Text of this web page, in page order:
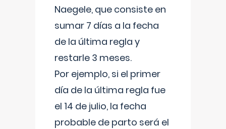
Naegele, que consiste en
sumar 7 días a la fecha
de la última regla y
restarle 3 meses.
Por ejemplo, si el primer
día de la última regla fue
el 14 de julio, la fecha
probable de parto será el